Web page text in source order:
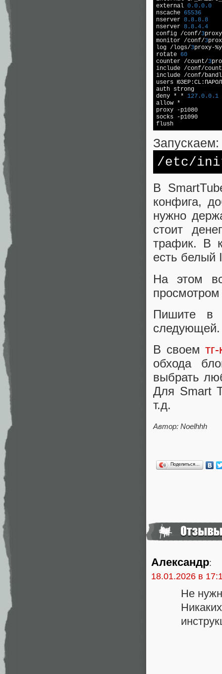
external 0.0 .0 .0
nscache 65536
nserver 8.8 .8 .8
nserver 8.8 .4 .4
config /conf/3
monitor /conf/3
log /logs/3proxy-
rotate 60
counter /count/3
include /conf/
include /conf/
users
auth strong
deny * * 127.0 .0 .1
allow *
proxy -p1080
socks -p1090
flush
Запускаем:
/etc/
В
конфига,
нужно
стоит
трафик. В
есть белый
На этом
Пишите в
следующей.
В своем
обхода
выбрать
Для Smart
т.д.
Автор: Noelhhh
Поделиться…
Александр:
18.01.2026 в
Не